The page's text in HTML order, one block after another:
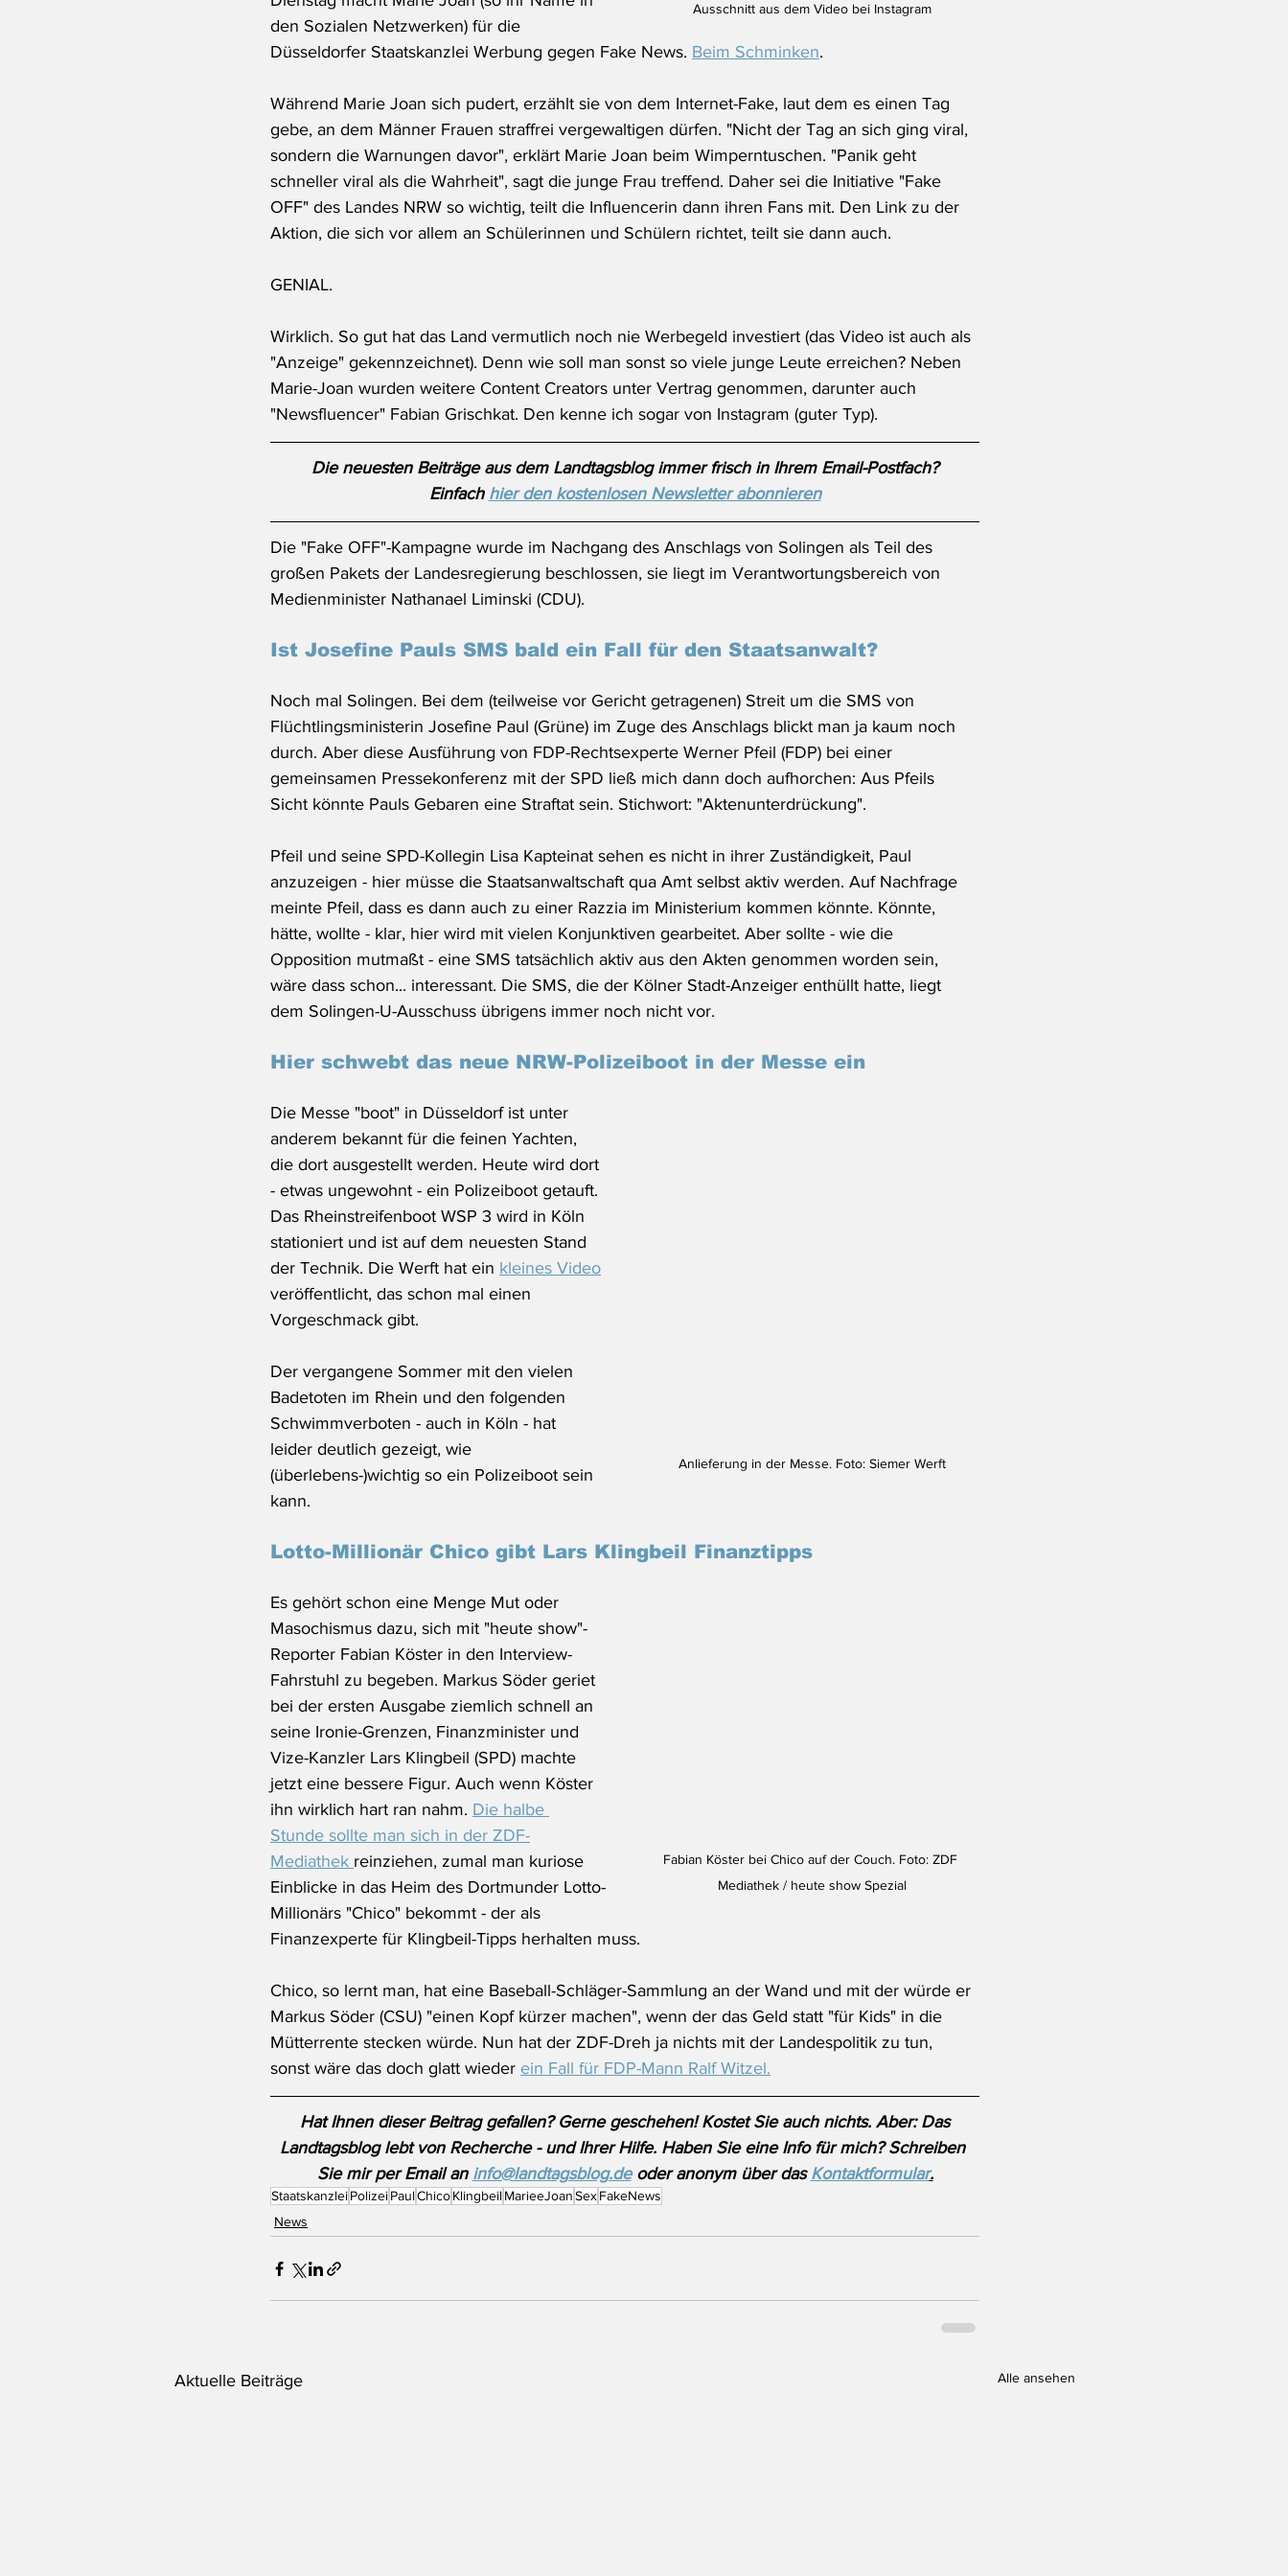
Ausschnitt aus dem Video bei Instagram
den Sozialen Netzwerken) für die
Düsseldorfer Staatskanzlei Werbung gegen Fake News. Beim Schminken.
Während Marie Joan sich pudert, erzählt sie von dem Internet-Fake, laut dem es einen Tag
gebe, an dem Männer Frauen straffrei vergewaltigen dürfen. "Nicht der Tag an sich ging viral,
sondern die Warnungen davor", erklärt Marie Joan beim Wimperntuschen. "Panik geht
schneller viral als die Wahrheit", sagt die junge Frau treffend. Daher sei die Initiative "Fake
OFF" des Landes NRW so wichtig, teilt die Influencerin dann ihren Fans mit. Den Link zu der
Aktion, die sich vor allem an Schülerinnen und Schülern richtet, teilt sie dann auch.
GENIAL.
Wirklich. So gut hat das Land vermutlich noch nie Werbegeld investiert (das Video ist auch als
"Anzeige" gekennzeichnet). Denn wie soll man sonst so viele junge Leute erreichen? Neben
Marie-Joan wurden weitere Content Creators unter Vertrag genommen, darunter auch
"Newsfluencer" Fabian Grischkat. Den kenne ich sogar von Instagram (guter Typ).
Die neuesten Beiträge aus dem Landtagsblog immer frisch in Ihrem Email-Postfach?
Einfach hier den kostenlosen Newsletter abonnieren
Die "Fake OFF"-Kampagne wurde im Nachgang des Anschlags von Solingen als Teil des
großen Pakets der Landesregierung beschlossen, sie liegt im Verantwortungsbereich von
Medienminister Nathanael Liminski (CDU).
Ist Josefine Pauls SMS bald ein Fall für den Staatsanwalt?
Noch mal Solingen. Bei dem (teilweise vor Gericht getragenen) Streit um die SMS von
Flüchtlingsministerin Josefine Paul (Grüne) im Zuge des Anschlags blickt man ja kaum noch
durch. Aber diese Ausführung von FDP-Rechtsexperte Werner Pfeil (FDP) bei einer
gemeinsamen Pressekonferenz mit der SPD ließ mich dann doch aufhorchen: Aus Pfeils
Sicht könnte Pauls Gebaren eine Straftat sein. Stichwort: "Aktenunterdrückung".
Pfeil und seine SPD-Kollegin Lisa Kapteinat sehen es nicht in ihrer Zuständigkeit, Paul
anzuzeigen - hier müsse die Staatsanwaltschaft qua Amt selbst aktiv werden. Auf Nachfrage
meinte Pfeil, dass es dann auch zu einer Razzia im Ministerium kommen könnte. Könnte,
hätte, wollte - klar, hier wird mit vielen Konjunktiven gearbeitet. Aber sollte - wie die
Opposition mutmaßt - eine SMS tatsächlich aktiv aus den Akten genommen worden sein,
wäre dass schon... interessant. Die SMS, die der Kölner Stadt-Anzeiger enthüllt hatte, liegt
dem Solingen-U-Ausschuss übrigens immer noch nicht vor.
Hier schwebt das neue NRW-Polizeiboot in der Messe ein
Anlieferung in der Messe. Foto: Siemer Werft
Die Messe "boot" in Düsseldorf ist unter
anderem bekannt für die feinen Yachten,
die dort ausgestellt werden. Heute wird dort
- etwas ungewohnt - ein Polizeiboot getauft.
Das Rheinstreifenboot WSP 3 wird in Köln
stationiert und ist auf dem neuesten Stand
der Technik. Die Werft hat ein kleines Video
veröffentlicht, das schon mal einen
Vorgeschmack gibt.
Der vergangene Sommer mit den vielen
Badetoten im Rhein und den folgenden
Schwimmverboten - auch in Köln - hat
leider deutlich gezeigt, wie
(überlebens-)wichtig so ein Polizeiboot sein
kann.
Lotto-Millionär Chico gibt Lars Klingbeil Finanztipps
Fabian Köster bei Chico auf der Couch. Foto: ZDF
Mediathek / heute show Spezial
Es gehört schon eine Menge Mut oder
Masochismus dazu, sich mit "heute show"-
Reporter Fabian Köster in den Interview-
Fahrstuhl zu begeben. Markus Söder geriet
bei der ersten Ausgabe ziemlich schnell an
seine Ironie-Grenzen, Finanzminister und
Vize-Kanzler Lars Klingbeil (SPD) machte
jetzt eine bessere Figur. Auch wenn Köster
ihn wirklich hart ran nahm. Die halbe
Stunde sollte man sich in der ZDF-
Mediathek reinziehen, zumal man kuriose
Einblicke in das Heim des Dortmunder Lotto-
Millionärs "Chico" bekommt - der als
Finanzexperte für Klingbeil-Tipps herhalten muss.
Chico, so lernt man, hat eine Baseball-Schläger-Sammlung an der Wand und mit der würde er
Markus Söder (CSU) "einen Kopf kürzer machen", wenn der das Geld statt "für Kids" in die
Mütterrente stecken würde. Nun hat der ZDF-Dreh ja nichts mit der Landespolitik zu tun,
sonst wäre das doch glatt wieder ein Fall für FDP-Mann Ralf Witzel.
Hat Ihnen dieser Beitrag gefallen? Gerne geschehen! Kostet Sie auch nichts. Aber: Das
Landtagsblog lebt von Recherche - und Ihrer Hilfe. Haben Sie eine Info für mich? Schreiben
Sie mir per Email an info@landtagsblog.de oder anonym über das Kontaktformular.
StaatskanzleiPolizeiPaulChicoKlingbeilMarieeJoanSexFakeNews
News
Aktuelle Beiträge Alle ansehen